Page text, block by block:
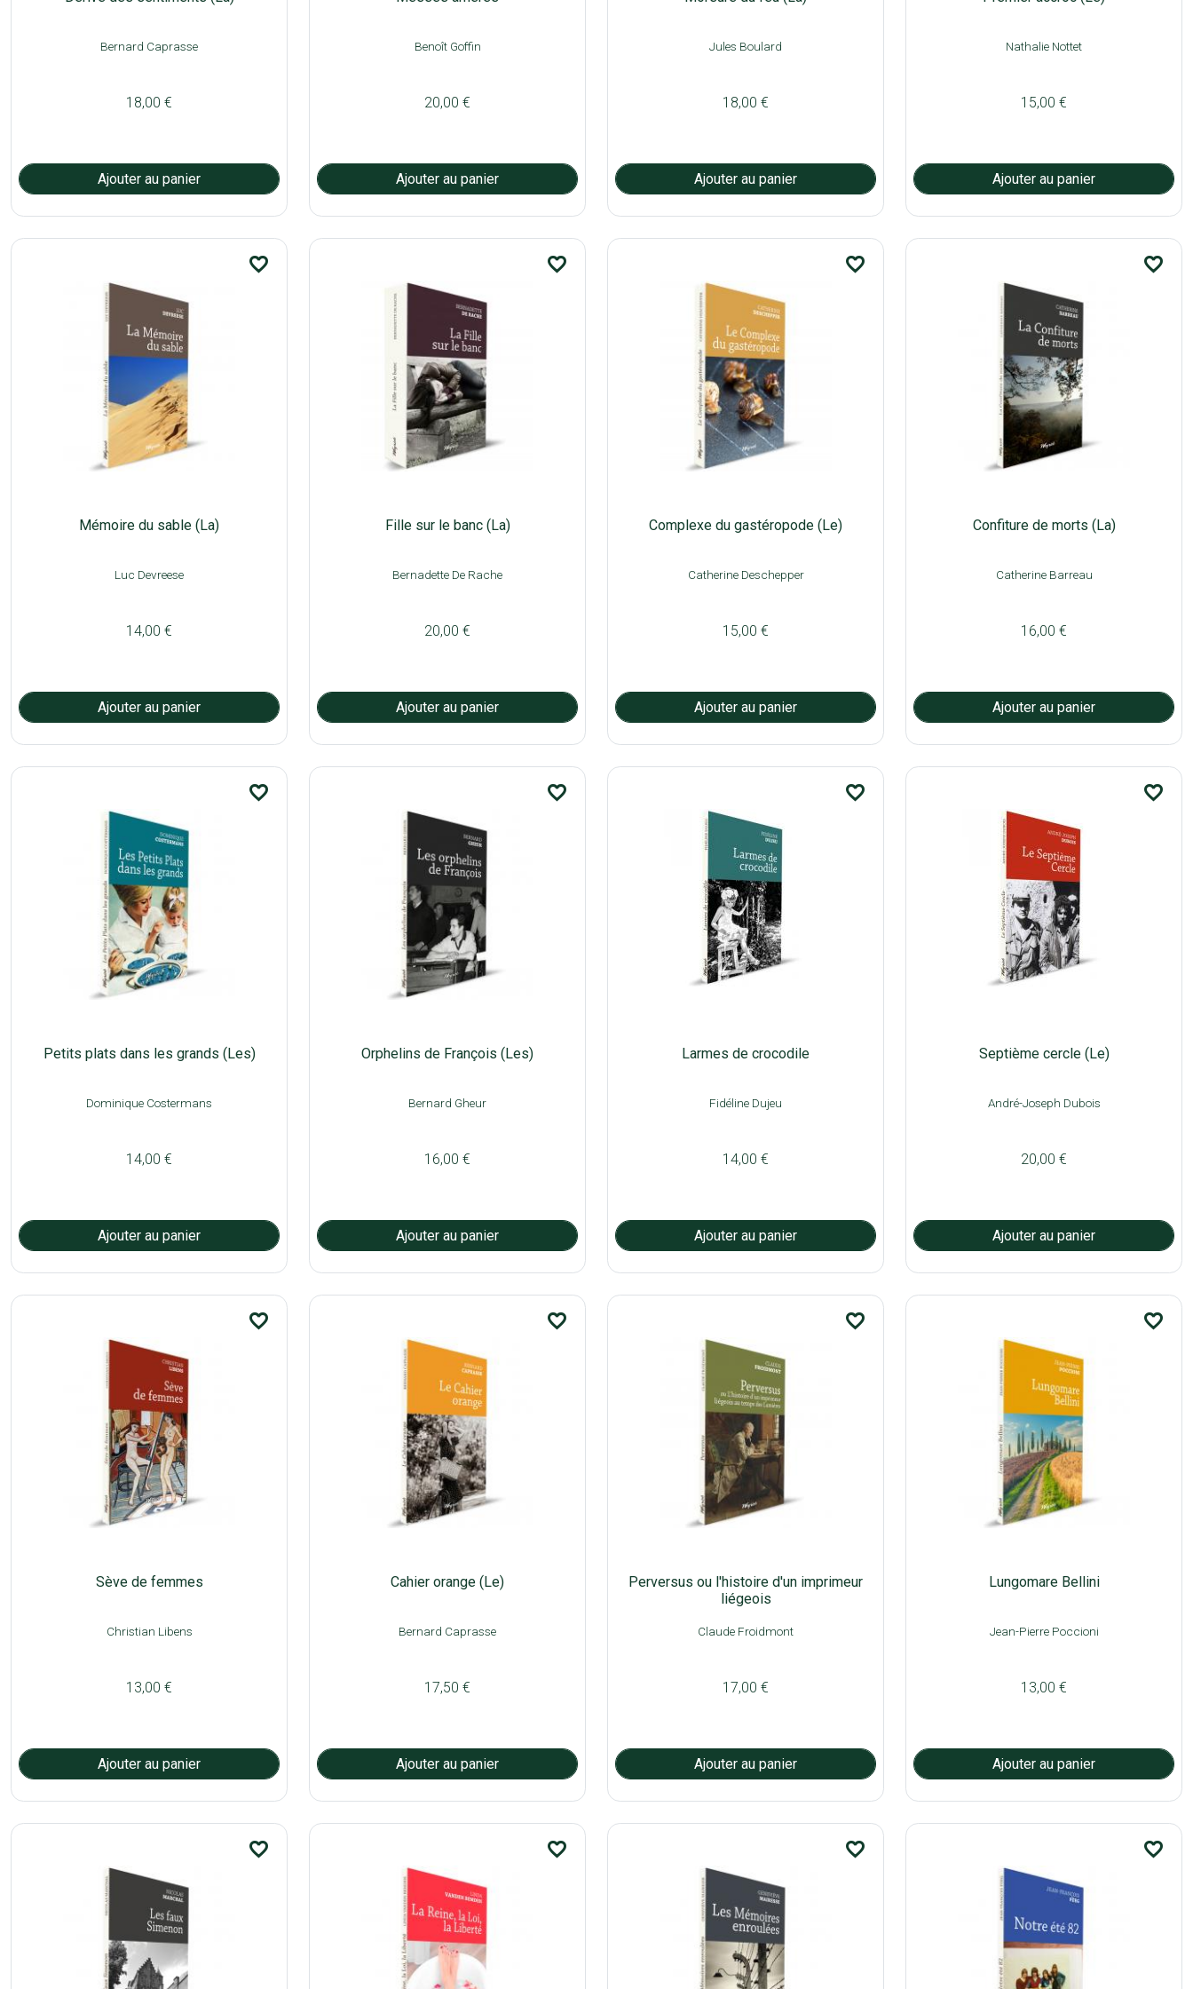
Bernard Caprasse
18,00 €
Benoît Goffin
20,00 €
Jules Boulard
18,00 €
Nathalie Nottet
15,00 €
favorite_border
Mémoire du sable (La)
Luc Devreese
14,00 €
favorite_border
Fille sur le banc (La)
Bernadette De Rache
20,00 €
favorite_border
Complexe du gastéropode (Le)
Catherine Deschepper
15,00 €
favorite_border
Confiture de morts (La)
Catherine Barreau
16,00 €
favorite_border
Petits plats dans les grands (Les)
Dominique Costermans
14,00 €
favorite_border
Orphelins de François (Les)
Bernard Gheur
16,00 €
favorite_border
Larmes de crocodile
Fidéline Dujeu
14,00 €
favorite_border
Septième cercle (Le)
André-Joseph Dubois
20,00 €
favorite_border
Sève de femmes
Christian Libens
13,00 €
favorite_border
Cahier orange (Le)
Bernard Caprasse
17,50 €
favorite_border
Perversus ou l'histoire d'un imprimeur
liégeois
Claude Froidmont
17,00 €
favorite_border
Lungomare Bellini
Jean-Pierre Poccioni
13,00 €
favorite_border favorite_border favorite_border favorite_border